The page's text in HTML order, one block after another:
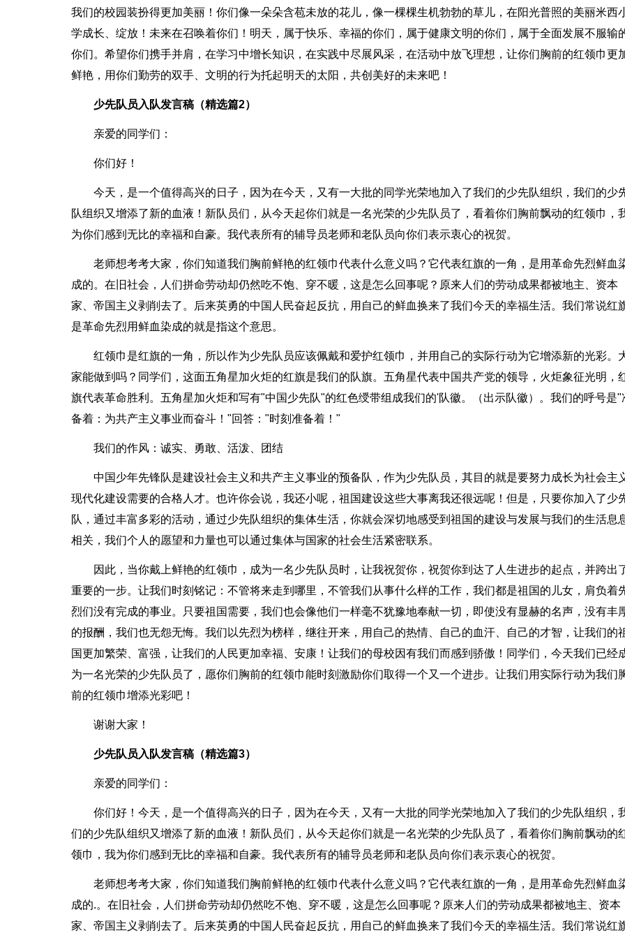
我们的校园装扮得更加美丽！你们像一朵朵含苞未放的花儿，像一棵棵生机勃勃的草儿，在阳光普照的美丽米西
学成长、绽放！未来在召唤着你们！明天，属于快乐、幸福的你们，属于健康文明的你们，属于全面发展不服输
你们。希望你们携手并肩，在学习中增长知识，在实践中尽展风采，在活动中放飞理想，让你们胸前的红领巾更
鲜艳，用你们勤劳的双手、文明的行为托起明天的太阳，共创美好的未来吧！
少先队员入队发言稿（精选篇2）
亲爱的同学们：
你们好！
今天，是一个值得高兴的日子，因为在今天，又有一大批的同学光荣地加入了我们的少先队组织，我们的少
队组织又增添了新的血液！新队员们，从今天起你们就是一名光荣的少先队员了，看着你们胸前飘动的红领巾，
为你们感到无比的幸福和自豪。我代表所有的辅导员老师和老队员向你们表示衷心的祝贺。
老师想考考大家，你们知道我们胸前鲜艳的红领巾代表什么意义吗？它代表红旗的一角，是用革命先烈鲜血
成的。在旧社会，人们拼命劳动却仍然吃不饱、穿不暖，这是怎么回事呢？原来人们的劳动成果都被地主、资本
家、帝国主义剥削去了。后来英勇的中国人民奋起反抗，用自己的鲜血换来了我们今天的幸福生活。我们常说红
是革命先烈用鲜血染成的就是指这个意思。
红领巾是红旗的一角，所以作为少先队员应该佩戴和爱护红领巾，并用自己的实际行动为它增添新的光彩。
家能做到吗？同学们，这面五角星加火炬的红旗是我们的队旗。五角星代表中国共产党的领导，火炬象征光明，
旗代表革命胜利。五角星加火炬和写有"中国少先队"的红色绶带组成我们的'队徽。（出示队徽）。我们的呼号是"
备着：为共产主义事业而奋斗！"回答："时刻准备着！"
我们的作风：诚实、勇敢、活泼、团结
中国少年先锋队是建设社会主义和共产主义事业的预备队，作为少先队员，其目的就是要努力成长为社会主
现代化建设需要的合格人才。也许你会说，我还小呢，祖国建设这些大事离我还很远呢！但是，只要你加入了少
队，通过丰富多彩的活动，通过少先队组织的集体生活，你就会深切地感受到祖国的建设与发展与我们的生活息
相关，我们个人的愿望和力量也可以通过集体与国家的社会生活紧密联系。
因此，当你戴上鲜艳的红领巾，成为一名少先队员时，让我祝贺你，祝贺你到达了人生进步的起点，并跨出
重要的一步。让我们时刻铭记：不管将来走到哪里，不管我们从事什么样的工作，我们都是祖国的儿女，肩负着
烈们没有完成的事业。只要祖国需要，我们也会像他们一样毫不犹豫地奉献一切，即使没有显赫的名声，没有丰
的报酬，我们也无怨无悔。我们以先烈为榜样，继往开来，用自己的热情、自己的血汗、自己的才智，让我们的
国更加繁荣、富强，让我们的人民更加幸福、安康！让我们的母校因有我们而感到骄傲！同学们，今天我们已经
为一名光荣的少先队员了，愿你们胸前的红领巾能时刻激励你们取得一个又一个进步。让我们用实际行动为我们
前的红领巾增添光彩吧！
谢谢大家！
少先队员入队发言稿（精选篇3）
亲爱的同学们：
你们好！今天，是一个值得高兴的日子，因为在今天，又有一大批的同学光荣地加入了我们的少先队组织，
们的少先队组织又增添了新的血液！新队员们，从今天起你们就是一名光荣的少先队员了，看着你们胸前飘动的
领巾，我为你们感到无比的幸福和自豪。我代表所有的辅导员老师和老队员向你们表示衷心的祝贺。
老师想考考大家，你们知道我们胸前鲜艳的红领巾代表什么意义吗？它代表红旗的一角，是用革命先烈鲜血
成的.。在旧社会，人们拼命劳动却仍然吃不饱、穿不暖，这是怎么回事呢？原来人们的劳动成果都被地主、资本
家、帝国主义剥削去了。后来英勇的中国人民奋起反抗，用自己的鲜血换来了我们今天的幸福生活。我们常说红